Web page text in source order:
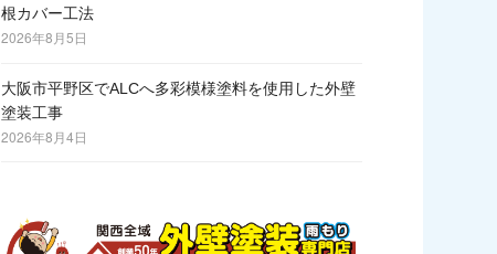
根カバー工法
2026年8月5日
大阪市平野区でALCへ多彩模様塗料を使用した外壁
塗装工事
2026年8月4日